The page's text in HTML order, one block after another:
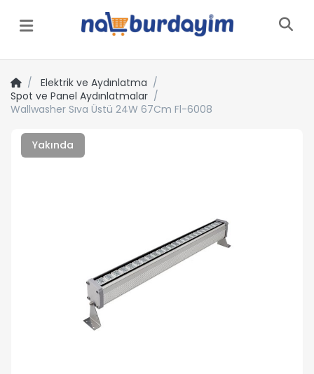
Menü
Elektrik ve Aydınlatma
Spot ve Panel Aydınlatmalar
Wallwasher Sıva Üstü 24W 67Cm Fl-6008
Yakında